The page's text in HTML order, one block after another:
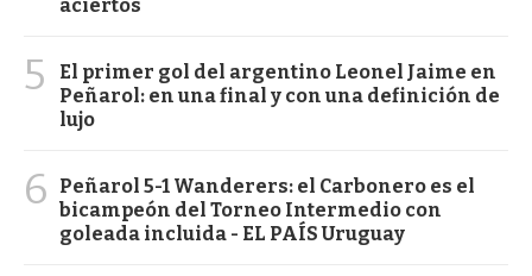
aciertos
5
El primer gol del argentino Leonel Jaime en
Peñarol: en una final y con una definición de
lujo
6
Peñarol 5-1 Wanderers: el Carbonero es el
bicampeón del Torneo Intermedio con
goleada incluida - EL PAÍS Uruguay